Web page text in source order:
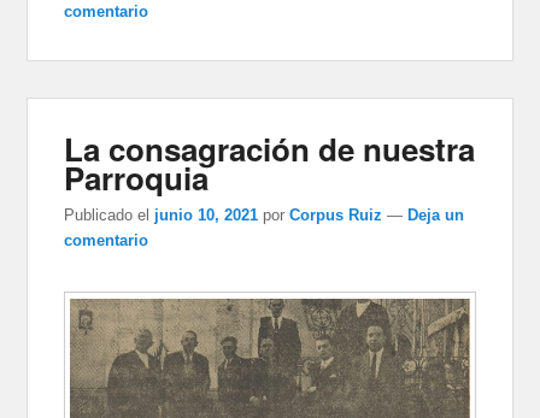
comentario
La consagración de nuestra
Parroquia
Publicado el junio 10, 2021 porCorpus Ruiz —Deja un
comentario